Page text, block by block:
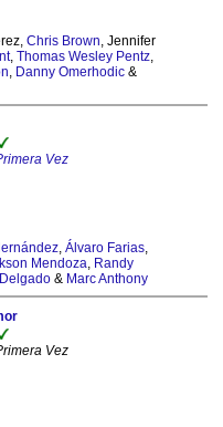
Chris Brown , Jennifer
, Thomas Wesley Pentz
Danny Omerhodic &
Vez
Álvaro Farias
Mendoza Randy
& Marc Anthony
Vez